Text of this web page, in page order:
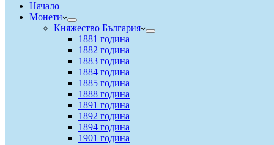
Начало
Монети
Княжество България
1881 година
1882 година
1883 година
1884 година
1885 година
1888 година
1891 година
1892 година
1894 година
1901 година